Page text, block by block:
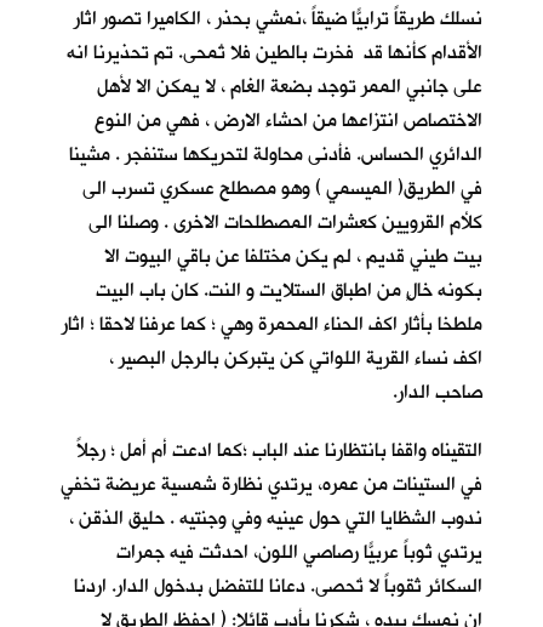
نسلك طريقاً ترابيّاً ضيقاً ،نمشي بحذر ، الكاميرا تصور اثار
الأقدام كأنها قد فخرت بالطين فلا تُمحى. تم تحذيرنا انه
على جانبي الممر توجد بضعة الغام ، لا يمكن الا لأهل
الاختصاص انتزاعها من احشاء الارض ، فهي من النوع
الدائري الحساس. فأدنى محاولة لتحريكها ستنفجر . مشينا
في الطريق( الميسمي ) وهو مصطلح عسكري تسرب الى
كلأم القرويين كعشرات المصطلحات الاخرى . وصلنا الى
بيت طيني قديم ، لم يكن مختلفا عن باقي البيوت الا
بكونه خالٍ من اطباق الستلايت و النت. كان باب البيت
ملطخا بأثار اكف الحناء المحمرة وهي ؛ كما عرفنا لاحقا ؛ اثار
اكف نساء القرية اللواتي كن يتبركن بالرجل البصير ،
صاحب الدار.
التقيناه واقفا بانتظارنا عند الباب ؛كما ادعت أم أمل ؛ رجلاً
في الستينات من عمره، يرتدي نظارة شمسية عريضة تخفي
ندوب الشظايا التي حول عينيه وفي وجنتيه . حليق الذقن ،
يرتدي ثوباً عربيّاً رصاصي اللون، احدثت فيه جمرات
السكائر ثقوباً لا تٌحصى. دعانا للتفضل بدخول الدار. اردنا